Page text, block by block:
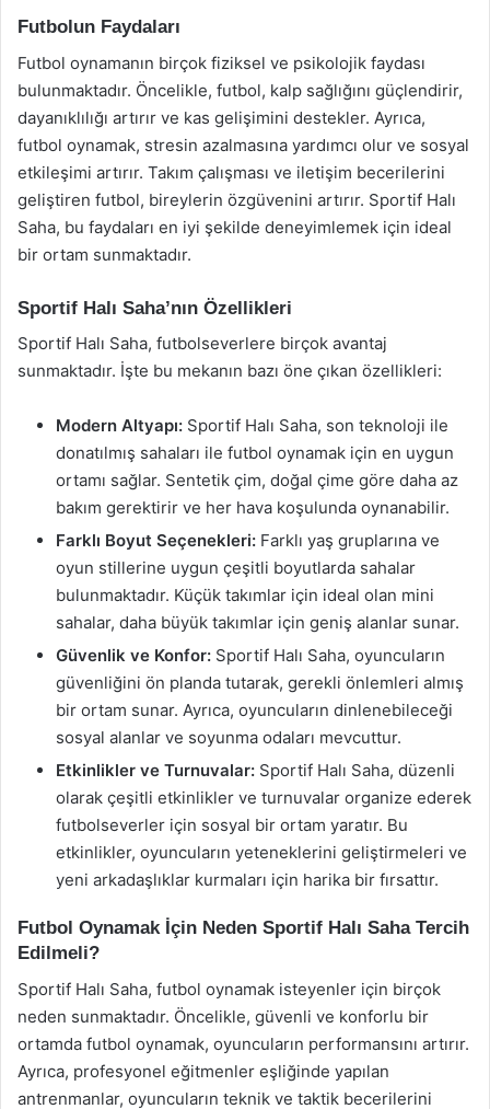
Futbolun Faydaları
Futbol oynamanın birçok fiziksel ve psikolojik faydası
bulunmaktadır. Öncelikle, futbol, kalp sağlığını güçlendirir,
dayanıklılığı artırır ve kas gelişimini destekler. Ayrıca,
futbol oynamak, stresin azalmasına yardımcı olur ve sosyal
etkileşimi artırır. Takım çalışması ve iletişim becerilerini
geliştiren futbol, bireylerin özgüvenini artırır. Sportif Halı
Saha, bu faydaları en iyi şekilde deneyimlemek için ideal
bir ortam sunmaktadır.
Sportif Halı Saha’nın Özellikleri
Sportif Halı Saha, futbolseverlere birçok avantaj
sunmaktadır. İşte bu mekanın bazı öne çıkan özellikleri:
Modern Altyapı: Sportif Halı Saha, son teknoloji ile
donatılmış sahaları ile futbol oynamak için en uygun
ortamı sağlar. Sentetik çim, doğal çime göre daha az
bakım gerektirir ve her hava koşulunda oynanabilir.
Farklı Boyut Seçenekleri: Farklı yaş gruplarına ve
oyun stillerine uygun çeşitli boyutlarda sahalar
bulunmaktadır. Küçük takımlar için ideal olan mini
sahalar, daha büyük takımlar için geniş alanlar sunar.
Güvenlik ve Konfor: Sportif Halı Saha, oyuncuların
güvenliğini ön planda tutarak, gerekli önlemleri almış
bir ortam sunar. Ayrıca, oyuncuların dinlenebileceği
sosyal alanlar ve soyunma odaları mevcuttur.
Etkinlikler ve Turnuvalar: Sportif Halı Saha, düzenli
olarak çeşitli etkinlikler ve turnuvalar organize ederek
futbolseverler için sosyal bir ortam yaratır. Bu
etkinlikler, oyuncuların yeteneklerini geliştirmeleri ve
yeni arkadaşlıklar kurmaları için harika bir fırsattır.
Futbol Oynamak İçin Neden Sportif Halı Saha Tercih
Edilmeli?
Sportif Halı Saha, futbol oynamak isteyenler için birçok
neden sunmaktadır. Öncelikle, güvenli ve konforlu bir
ortamda futbol oynamak, oyuncuların performansını artırır.
Ayrıca, profesyonel eğitmenler eşliğinde yapılan
antrenmanlar, oyuncuların teknik ve taktik becerilerini